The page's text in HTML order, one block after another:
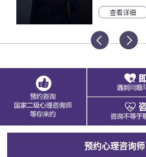
查看详细
预约心理咨询师